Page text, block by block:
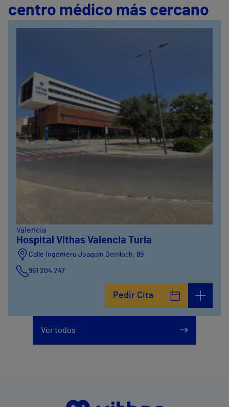
centro médico más cercano
Valencia
Hospital Vithas Valencia Turia
Calle Ingeniero Joaquín Benlloch, 89
961 204 247
Pedir Cita
Ver todos